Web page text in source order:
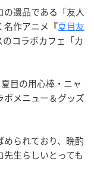
遺品である「友人
名作アニメ『夏目友
コラボカフェ「カ
目の用心棒・ニャ
ボメニュー＆グッズ
られており、晩酌
生らしいとっても